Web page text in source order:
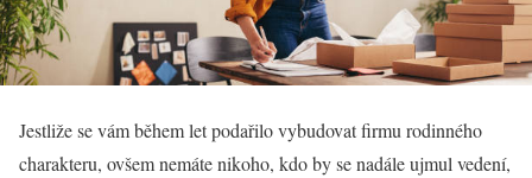
Jestliže se vám během let podařilo vybudovat firmu rodinného
charakteru, ovšem nemáte nikoho, kdo by se nadále ujmul vedení,